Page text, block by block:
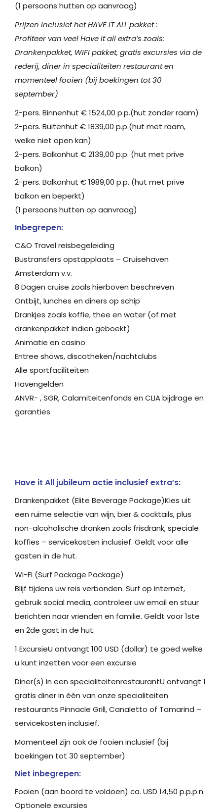
(1 persoons hutten op aanvraag)
Prijzen inclusief het HAVE IT ALL pakket :
Profiteer van veel Have it all extra’s zoals:
Drankenpakket, WIFI pakket, gratis excursies via de
rederij, diner in specialiteiten restaurant en
momenteel fooien (bij boekingen tot 30
september)
2-pers. Binnenhut € 1524,00 p.p.(hut zonder raam)
2-pers. Buitenhut € 1839,00 p.p.(hut met raam,
welke niet open kan)
2-pers. Balkonhut € 2139,00 p.p. (hut met prive
balkon)
2-pers. Balkonhut € 1989,00 p.p. (hut met prive
balkon en beperkt)
(1 persoons hutten op aanvraag)
Inbegrepen:
C&O Travel reisbegeleiding
Bustransfers opstapplaats – Cruisehaven
Amsterdam v.v.
8 Dagen cruise zoals hierboven beschreven
Ontbijt, lunches en diners op schip
Drankjes zoals koffie, thee en water (of met
drankenpakket indien geboekt)
Animatie en casino
Entree shows, discotheken/nachtclubs
Alle sportfaciliteiten
Havengelden
ANVR- , SGR, Calamiteitenfonds en CLIA bijdrage en
garanties
Have it All jubileum actie inclusief extra’s:
Drankenpakket (Elite Beverage Package)Kies uit
een ruime selectie van wijn, bier & cocktails, plus
non-alcoholische dranken zoals frisdrank, speciale
koffies – servicekosten inclusief. Geldt voor alle
gasten in de hut.
Wi-Fi (Surf Package Package)
Blijf tijdens uw reis verbonden. Surf op internet,
gebruik social media, controleer uw email en stuur
berichten naar vrienden en familie. Geldt voor 1ste
en 2de gast in de hut.
1 ExcursieU ontvangt 100 USD (dollar) te goed welke
u kunt inzetten voor een excursie
Diner(s) in een specialiteitenrestaurantU ontvangt 1
gratis diner in één van onze specialiteiten
restaurants Pinnacle Grill, Canaletto of Tamarind –
servicekosten inclusief.
Momenteel zijn ook de fooien inclusief (bij
boekingen tot 30 september)
Niet inbegrepen:
Fooien (aan boord te voldoen) ca. USD 14,50 p.p.p.n.
Optionele excursies